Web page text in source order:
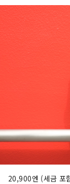
20,900엔 (세금 포